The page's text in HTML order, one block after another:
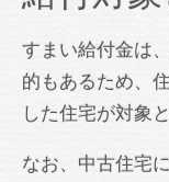
すまい給付金は
的もあるため、
した住宅が対象
なお、中古住宅